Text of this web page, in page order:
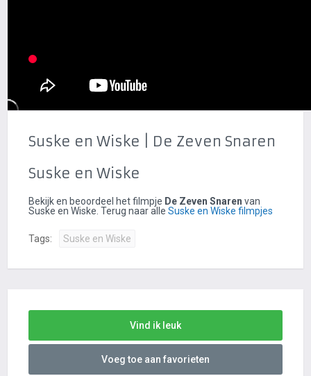
Suske en Wiske | De Zeven Snaren
Suske en Wiske
Bekijk en beoordeel het filmpje De Zeven Snarenvan
Suske en Wiske. Terug naar alleSuske en Wiske filmpjes
Tags: Suske en Wiske
Vind ik leuk
Voeg toe aan favorieten